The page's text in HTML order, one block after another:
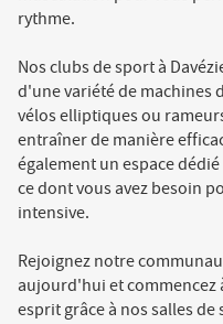
rythme.
Nos clubs de sport à
d'une variété de machines
vélos elliptiques ou
entraîner de manière
également un espace
ce dont vous avez besoin
intensive.
Rejoignez notre
aujourd'hui et
esprit grâce à nos salles de